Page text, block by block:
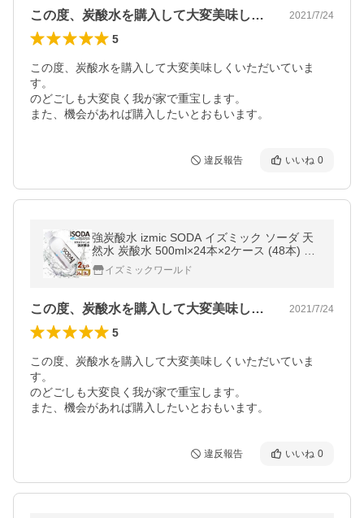
この度、炭酸水を購入して大変美味しくい… 2021/7/24
5
この度、炭酸水を購入して大変美味しくいただいていま
す。
のどごしも大変良く我が家で重宝します。
また、機会があれば購入したいとおもいます。
違反報告 いいね 0
強炭酸水 izmic SODA イズミック ソーダ 天
然水 炭酸水 500ml×24本×2ケース (48本) シ
リカ50mg/l 最安値に挑戦
イズミックワールド
この度、炭酸水を購入して大変美味しくい… 2021/7/24
5
この度、炭酸水を購入して大変美味しくいただいていま
す。
のどごしも大変良く我が家で重宝します。
また、機会があれば購入したいとおもいます。
違反報告 いいね 0